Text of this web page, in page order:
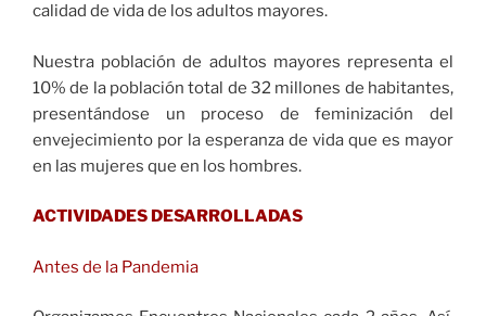
calidad de vida de los adultos mayores.
Nuestra población de adultos mayores representa el
10% de la población total de 32 millones de habitantes,
presentándose un proceso de feminización del
envejecimiento por la esperanza de vida que es mayor
en las mujeres que en los hombres.
ACTIVIDADES DESARROLLADAS
Antes de la Pandemia